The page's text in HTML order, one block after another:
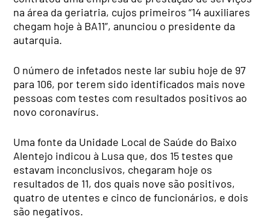
na área da geriatria, cujos primeiros “14 auxiliares
chegam hoje à BA11”, anunciou o presidente da
autarquia.
O número de infetados neste lar subiu hoje de 97
para 106, por terem sido identificados mais nove
pessoas com testes com resultados positivos ao
novo coronavírus.
Uma fonte da Unidade Local de Saúde do Baixo
Alentejo indicou à Lusa que, dos 15 testes que
estavam inconclusivos, chegaram hoje os
resultados de 11, dos quais nove são positivos,
quatro de utentes e cinco de funcionários, e dois
são negativos.